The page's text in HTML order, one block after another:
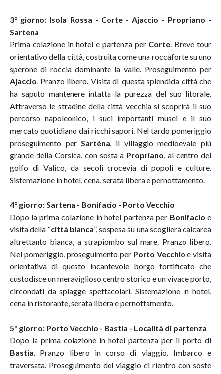
3° giorno: Isola Rossa - Corte - Ajaccio - Propriano -
Sartena
Prima colazione in hotel e partenza per Corte . Breve tour
orientativo della città, costruita come una roccaforte su uno
sperone di roccia dominante la valle. Proseguimento per
Ajaccio . Pranzo libero. Visita dI questa splendida città che
ha saputo mantenere intatta la purezza del suo litorale.
Attraverso le stradine della città vecchia si scoprirà il suo
percorso napoleonico, i suoi importanti musei e il suo
mercato quotidiano dai ricchi sapori. Nel tardo pomeriggio
proseguimento per Sartèna , il villaggio medioevale più
grande della Corsica, con sosta a Propriano , al centro del
golfo di Valico, da secoli crocevia di popoli e culture.
Sistemazione in hotel, cena, serata libera e pernottamento.
4° giorno: Sartena - Bonifacio - Porto Vecchio
Dopo la prima colazione in hotel partenza per Bonifacio e
visita della “città bianca”, sospesa su una scogliera calcarea
altrettanto bianca, a strapiombo sul mare. Pranzo libero.
Nel pomeriggio, proseguimento per Porto Vecchio e visita
orientativa di questo incantevole borgo fortificato che
custodisce un meraviglioso centro storico e un vivace porto,
circondati da spiagge spettacolari. Sistemazione in hotel,
cena in ristorante, serata libera e pernottamento.
5° giorno: Porto Vecchio - Bastia - Località di partenza
Dopo la prima colazione in hotel partenza per il porto di
Bastia . Pranzo libero in corso di viaggio. Imbarco e
traversata. Proseguimento del viaggio di rientro con soste